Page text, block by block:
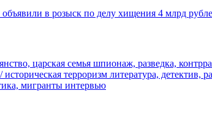
в розыск по делу хищения 4 млрд
царская семья шпионаж, разведка,
историческая терроризм литература, детектив,
мигранты интервью